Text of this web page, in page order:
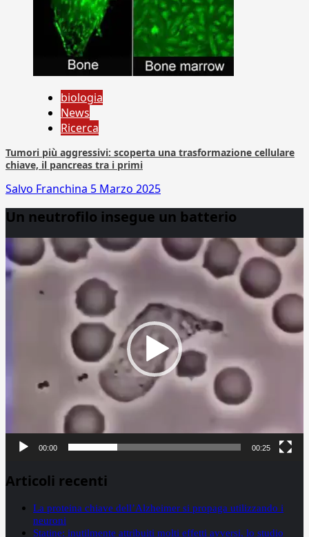
biologia
News
Ricerca
Tumori più aggressivi: scoperta una trasformazione cellulare
chiave, il pancreas tra i primi
Salvo Franchina 5 Marzo 2025
Un neutrofilo insegue un batterio
Player
00:00 00:25
Articoli recenti
La proteina chiave dell’Alzheimer si propaga utilizzando i
neuroni
Statine: inutilmente attribuiti molti effetti avversi, lo studio